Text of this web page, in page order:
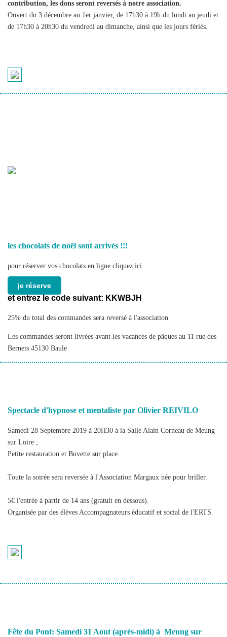
contribution, les dons seront reversés à notre association.
Ouvert du 3 décembre au 1er janvier, de 17h30 à 19h du lundi au jeudi et
de 17h30 à 20h30 du vendredi au dimanche, ainsi que les jours fériés.
les chocolats de noël sont arrivés !!!
pour réserver vos chocolats en ligne cliquez ici
je réserve
et entrez le code suivant: KKWBJH
25% du total des commandes sera reversé à l'association
Les commandes seront livrées avant les vacances de pâques au 11 rue des
Bernets 45130 Baule
Spectacle d'hypnose et mentaliste par Olivier REIVILO
Samedi 28 Septembre 2019 à 20H30 à la Salle Alain Corneau de Meung
sur Loire ;
Petite restauration et Buvette sur place.
Toute la soirée sera reversée à l'Association Margaux née pour briller.
5€ l'entrée à partir de 14 ans (gratuit en dessous).
Organisée par des élèves Accompagnateurs éducatif et social de l'ERTS.
Fête du Pont: Samedi 31 Aout (après-midi) à Meung sur